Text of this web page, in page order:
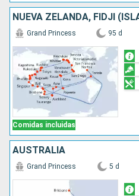
Comidas incluidas
Grand Princess 95 d
AUSTRALIA
Grand Princess 5 d